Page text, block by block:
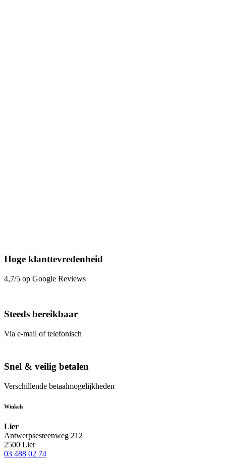
Hoge klanttevredenheid
4,7/5 op Google Reviews
Steeds bereikbaar
Via e-mail of telefonisch
Snel & veilig betalen
Verschillende betaalmogelijkheden
Winkels
Lier
Antwerpsesteenweg 212
2500 Lier
03 488 02 74